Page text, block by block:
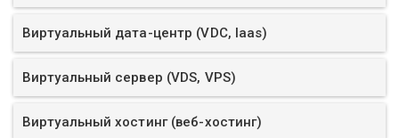
Виртуальный дата-центр (VDC, Iaas)
Виртуальный сервер (VDS, VPS)
Виртуальный хостинг (веб-хостинг)